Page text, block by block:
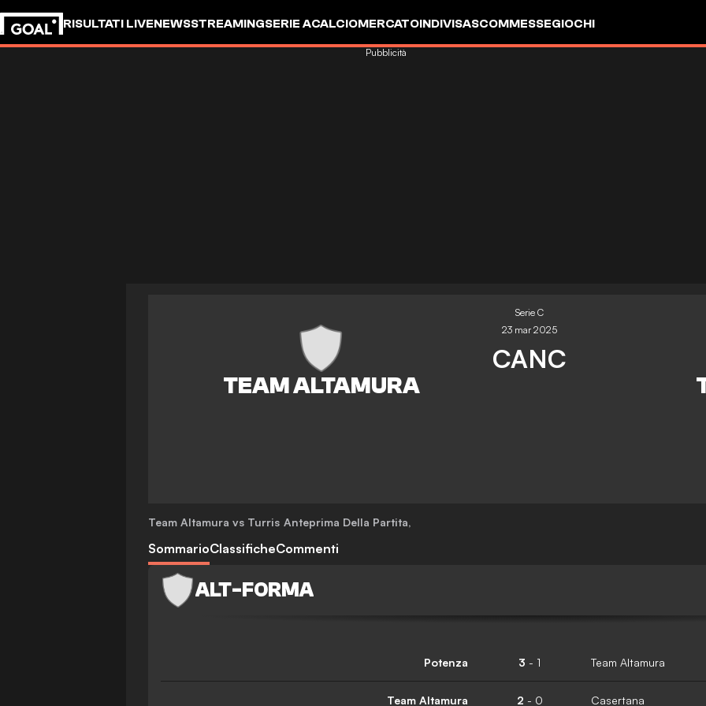
RISULTATI LIVENEWSSTREAMINGSERIE ACALCIOMERCATOINDIVISASCOMMESSEGIOCHI
Pubblicità
Serie C
23 mar 2025
CANC
Team Altamura vs Turris Anteprima Della Partita,
SommarioClassificheCommenti
ALT-FORMA
Potenza 3 - 1 Team Altamura
Team Altamura 2 - 0 Casertana